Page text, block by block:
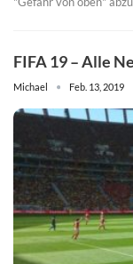
FIFA 19 – Alle
Michael Feb. 13, 2019